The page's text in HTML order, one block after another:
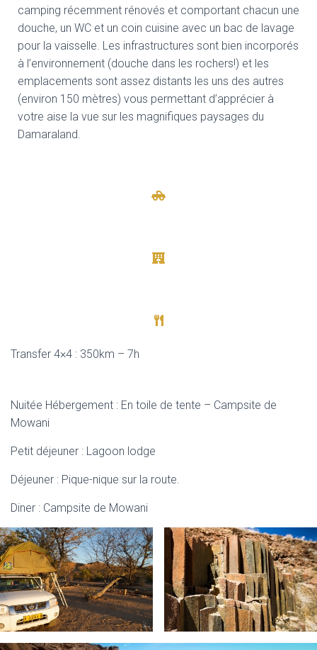
camping récemment rénovés et comportant chacun une
douche, un WC et un coin cuisine avec un bac de lavage
pour la vaisselle. Les infrastructures sont bien incorporés
à l’environnement (douche dans les rochers!) et les
emplacements sont assez distants les uns des autres
(environ 150 mètres) vous permettant d’apprécier à
votre aise la vue sur les magnifiques paysages du
Damaraland.
Transfer 4×4 : 350km – 7h
Nuitée Hébergement : En toile de tente – Campsite de
Mowani
Petit déjeuner : Lagoon lodge
Déjeuner : Pique-nique sur la route.
Diner : Campsite de Mowani